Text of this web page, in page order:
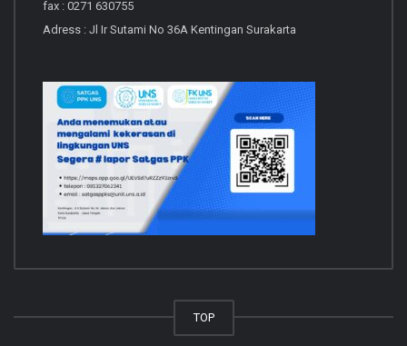
fax : 0271 630755
Adress : Jl Ir Sutami No 36A Kentingan Surakarta
TOP